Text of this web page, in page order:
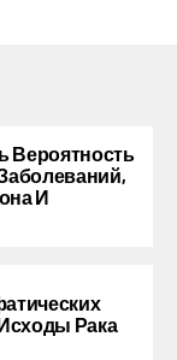
Вероятность
И
Рака